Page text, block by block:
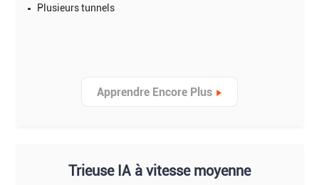
Plusieurs tunnels
Apprendre Encore Plus
Trieuse IA à vitesse moyenne